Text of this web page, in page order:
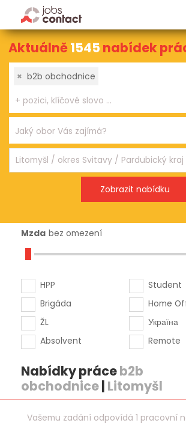
Aktuálně1545 nabídek
× b2b obchodnice
Mzda bez omezení
HPP
Brigáda
ŽL
Absolvent
Student
Home
Україна
Remote
Nabídky práceb2b
obchodnice| Litomyšl
Vašemu zadání odpovídá 1 pracovní